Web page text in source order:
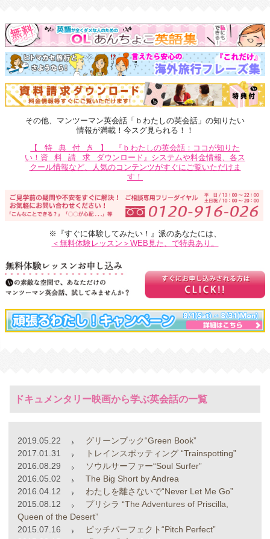
その他、マンツーマン英会話「ｂわたしの英会話」の知りたい
情報が満載！今スグ見られる！！
【特典付き】
『ｂわたしの英会話：ココが知りた
い！ 資料請求 ダウンロード』システムや料金情報、各ス
クール情報など、人気のコンテンツがすぐにご覧いただけま
す！
※『すぐに体験してみたい！』派のあなたには、
＜無料体験レッスン＞WEB見た、で特典あり。
ドキュメンタリー映画から学ぶ英会話の一覧
2019.05.22
グリーンブック“Green Book”
2017.01.31
トレインスポッティング “Trainspotting”
2016.08.29
ソウルサーファー“Soul Surfer”
2016.05.02
The Big Short by Andrea
2016.04.12
わたしを離さないで“Never Let Me Go”
2015.08.12
プリシラ “The Adventures of Priscilla,
Queen of the Desert”
2015.07.16
ピッチパーフェクト“Pitch Perfect”